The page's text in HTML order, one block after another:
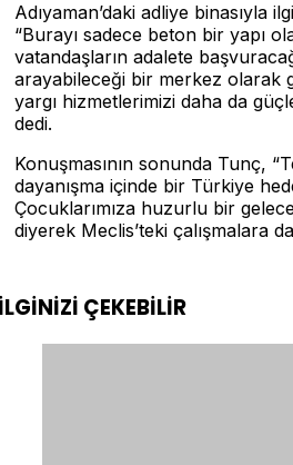
Adıyaman’daki adliye binasıyla
“Burayı sadece beton bir yapı
vatandaşların adalete
arayabileceği bir merkez olarak
yargı hizmetlerimizi daha da
dedi.
Konuşmasının sonunda Tunç,
dayanışma içinde bir Türkiye
Çocuklarımıza huzurlu bir
diyerek Meclis’teki çalışmalara
ÇEKEBİLİR